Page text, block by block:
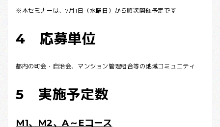
※本セミナーは、7月1日（水曜日）から順次開催予定です
4 応募単位
都内の町会・自治会、マンション管理組合等の地域コミュニティ
5 実施予定数
M1、M2、A～Eコース